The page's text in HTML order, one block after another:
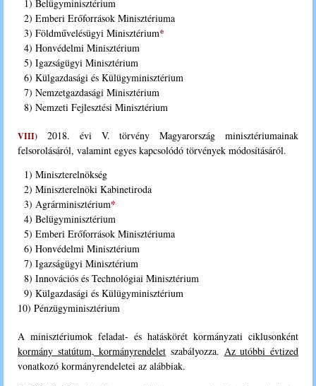
1) Belügyminisztérium
2) Emberi Erőforrások Minisztériuma
3) Földművelésügyi Minisztérium*
4) Honvédelmi Minisztérium
5) Igazságügyi Minisztérium
6) Külgazdasági és Külügyminisztérium
7) Nemzetgazdasági Minisztérium
8) Nemzeti Fejlesztési Minisztérium
VIII) 2018. évi V. törvény Magyarország minisztériumainak
felsorolásáról, valamint egyes kapcsolódó törvények módosításáról.
1) Miniszterelnökség
2) Miniszterelnöki Kabinetiroda
3) Agrárminisztérium*
4) Belügyminisztérium
5) Emberi Erőforrások Minisztériuma
6) Honvédelmi Minisztérium
7) Igazságügyi Minisztérium
8) Innovációs és Technológiai Minisztérium
9) Külgazdasági és Külügyminisztérium
10) Pénzügyminisztérium
A minisztériumok feladat- és hatáskörét kormányzati ciklusonként
kormány statútum, kormányrendelet szabályozza. Az utóbbi évtized
vonatkozó kormányrendeletei az alábbiak.